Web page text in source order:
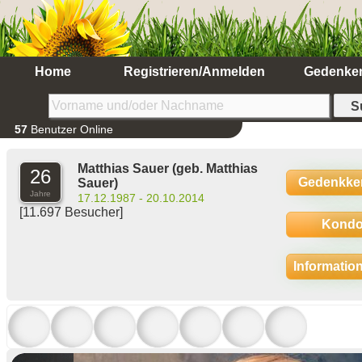
Home Registrieren/Anmelden
57 Benutzer Online
26
Jahre
Matthias Sauer (geb. Matthias
Sauer)
17.12.1987 - 20.10.2014
[11.697 Besucher]